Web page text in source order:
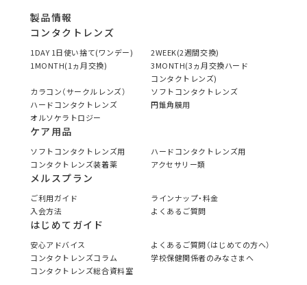
製品情報
コンタクトレンズ
1DAY 1日使い捨て(ワンデー)
2WEEK(2週間交換)
1MONTH(1ヵ月交換)
3MONTH(3ヵ月交換ハード
コンタクトレンズ)
カラコン（サークルレンズ）
ソフトコンタクトレンズ
ハードコンタクトレンズ
円錐角膜用
オルソケラトロジー
ケア用品
ソフトコンタクトレンズ用
ハードコンタクトレンズ用
コンタクトレンズ装着薬
アクセサリー類
メルスプラン
ご利用ガイド
ラインナップ・料金
入会方法
よくあるご質問
はじめてガイド
安心アドバイス
よくあるご質問（はじめての方へ）
コンタクトレンズコラム
学校保健関係者のみなさまへ
コンタクトレンズ総合資料室